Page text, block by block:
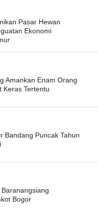
Pasar Hewan
Ekonomi
Amankan Enam Orang
Keras Tertentu
Bandang Puncak Tahun
Bogor